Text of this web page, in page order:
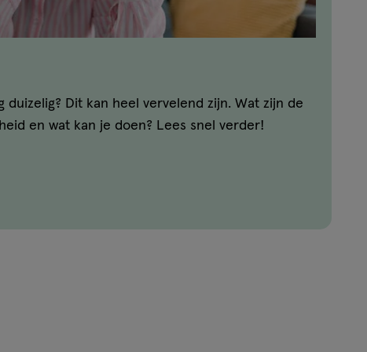
duizelig? Dit kan heel vervelend zijn. Wat zijn de
en wat kan je doen? Lees snel verder!